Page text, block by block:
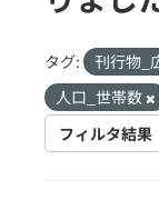
タグ: 刊行物_
人口_世帯数
フィルタ結果